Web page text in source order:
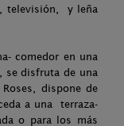
televisión, y leña
comedor en una
se disfruta de una
dispone de
a una terraza-
o para los más